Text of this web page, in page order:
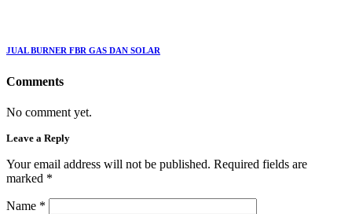
JUAL BURNER FBR GAS DAN SOLAR
Comments
No comment yet.
Leave a Reply
Your email address will not be published. Required fields are
marked *
Name *